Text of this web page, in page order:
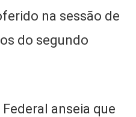
na sessão de
do segundo
Federal anseia que